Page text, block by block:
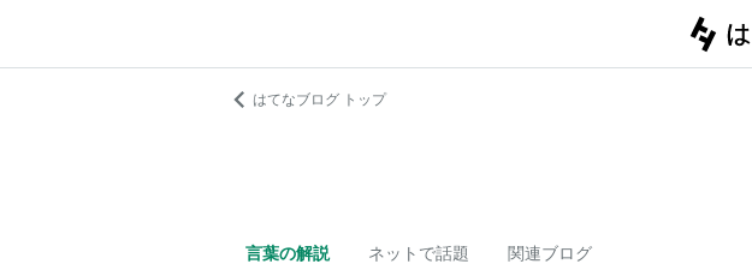
はてなブログ トップ
言葉の解説 ネットで話題 関連ブログ